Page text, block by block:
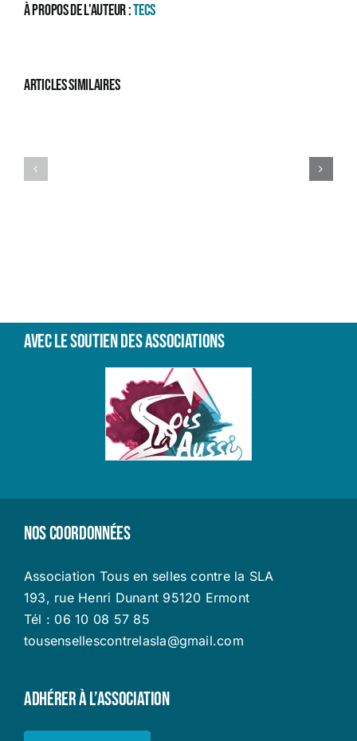
À propos de l'auteur :TECS
Articles similaires
Avec le soutien des associations
Nos coordonnées
Association Tous en selles contre la SLA
193, rue Henri Dunant 95120 Ermont
Tél : 06 10 08 57 85
tousensellescontrelasla@gmail.com
Adhérer à l’Association